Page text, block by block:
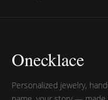
Onecklace
Personalized jewelry,